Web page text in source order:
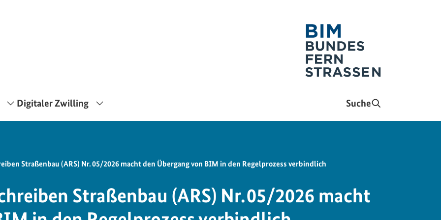
Digitaler Zwilling Suche
Straßenbau (ARS) Nr. 05/2026 macht den Übergang von BIM in den Regelprozess verbindlich
Straßenbau (ARS) Nr. 05/2026 macht